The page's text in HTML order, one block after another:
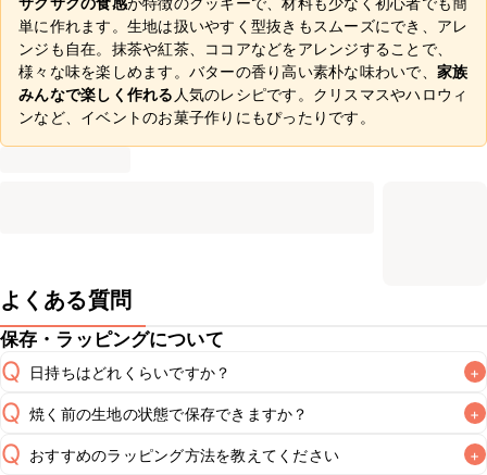
単に作れます。生地は扱いやすく型抜きもスムーズにでき、アレ
ンジも自在。抹茶や紅茶、ココアなどをアレンジすることで、
様々な味を楽しめます。バターの香り高い素朴な味わいで、 家族
みんなで楽しく作れる 人気のレシピです。クリスマスやハロウィ
ンなど、イベントのお菓子作りにもぴったりです。
よくある質問
保存・ラッピングについて
Q 日持ちはどれくらいですか？ +
A 常温保存で2~3日が目安です。なるべくお早めにお召し上が
Q 焼く前の生地の状態で保存できますか？ +
焼く前の生地の保存期間は冷蔵で当日中、冷凍で1週間が目安
Q おすすめのラッピング方法を教えてください +